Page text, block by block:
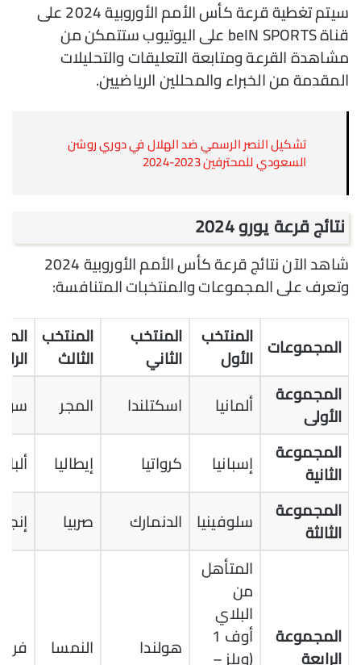
سيتم تغطية قرعة كأس الأمم الأوروبية 2024 على
قناة beIN SPORTS على اليوتيوب ستتمكن من
مشاهدة القرعة ومتابعة التعليقات والتحليلات
المقدمة من الخبراء والمحللين الرياضيين.
تشكيل النصر الرسمي ضد الهلال في دوري روشن
السعودي للمحترفين 2023-2024
نتائج قرعة يورو 2024
شاهد الآن نتائج قرعة كأس الأمم الأوروبية 2024
وتعرف على المجموعات والمنتخبات المتنافسة:
المجموعات المنتخب
الأول
المنتخب
الثاني
المنتخب
الثالث
المجموعة
الأولى ألمانيا اسكتلندا المجر
المجموعة
الثانية إسبانيا كرواتيا إيطاليا
المجموعة
الثالثة سلوفينيا الدنمارك صربيا
المجموعة
الرابعة
المتأهل
من
البلاي
أوف 1
(ويلز – هولندا النمسا